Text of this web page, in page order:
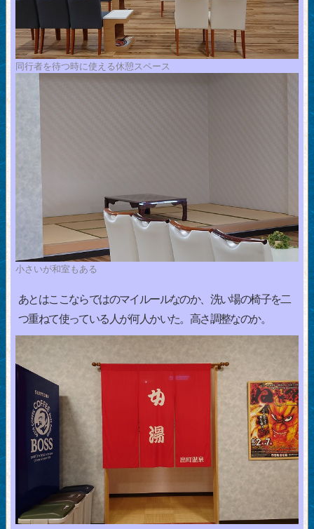
同行者を待つ時に使える休憩スペース
小さいが和室もある
あとはここならではのマイルールなのか、洗い場の椅子を二
つ重ねて使っている人が何人かいた。高さ調整なのか。